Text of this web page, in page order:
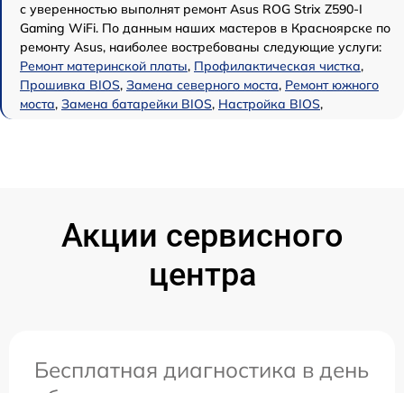
с уверенностью выполнят ремонт Asus ROG Strix Z590-I
Gaming WiFi. По данным наших мастеров в Красноярске по
ремонту Asus, наиболее востребованы следующие услуги:
Ремонт материнской платы, Профилактическая чистка,
Прошивка BIOS, Замена северного моста, Ремонт южного
моста, Замена батарейки BIOS, Настройка BIOS,
Акции сервисного
центра
Бесплатная диагностика в день